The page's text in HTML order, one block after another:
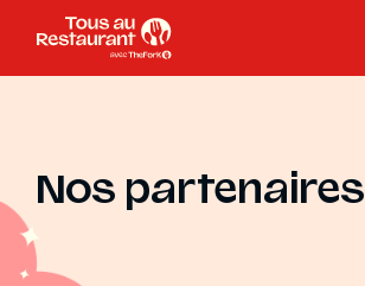
Nos partenaires